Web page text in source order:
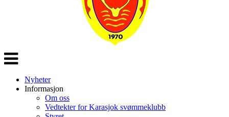
Veksle
navigasjon
Nyheter
Informasjon
Om oss
Vedtekter for Karasjok svømmeklubb